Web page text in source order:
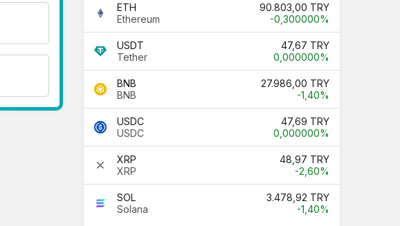
ETH
Ethereum
90.803,00 TRY
-0,300000%
USDT
Tether
47,67 TRY
0,000000%
BNB
BNB
27.986,00 TRY
-1,40%
USDC
USDC
47,69 TRY
0,000000%
XRP
XRP
48,97 TRY
-2,60%
SOL
Solana
3.478,92 TRY
-1,40%